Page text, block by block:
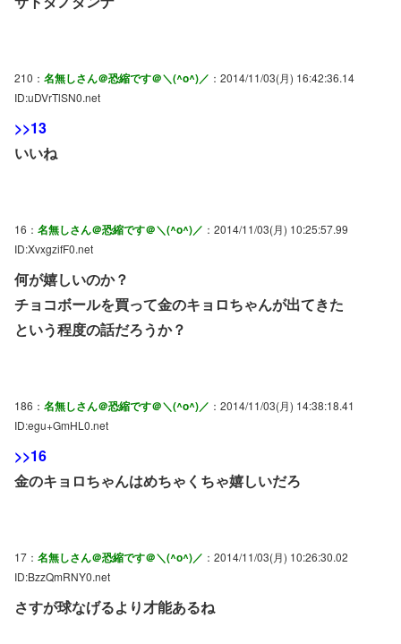
210： 名無しさん＠恐縮です＠＼(^o^)／ ：2014/11/03(月) 16:42:36.14
ID:uDVrTlSN0.net
>>13
いいね
16： 名無しさん＠恐縮です＠＼(^o^)／ ：2014/11/03(月) 10:25:57.99
ID:XvxgzifF0.net
何が嬉しいのか？
チョコボールを買って金のキョロちゃんが出てきた
という程度の話だろうか？
186： 名無しさん＠恐縮です＠＼(^o^)／ ：2014/11/03(月) 14:38:18.41
ID:egu+GmHL0.net
>>16
金のキョロちゃんはめちゃくちゃ嬉しいだろ
17： 名無しさん＠恐縮です＠＼(^o^)／ ：2014/11/03(月) 10:26:30.02
ID:BzzQmRNY0.net
さすが球なげるより才能あるね